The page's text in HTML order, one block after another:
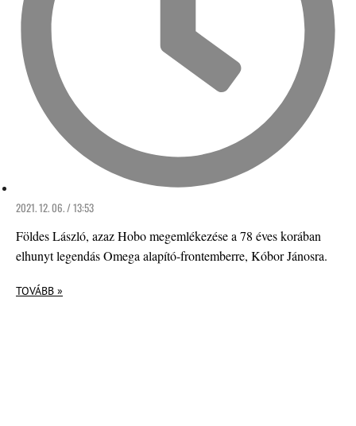
2021. 12. 06. / 13:53
Földes László, azaz Hobo megemlékezése a 78 éves korában
elhunyt legendás Omega alapító-frontemberre, Kóbor Jánosra.
TOVÁBB »